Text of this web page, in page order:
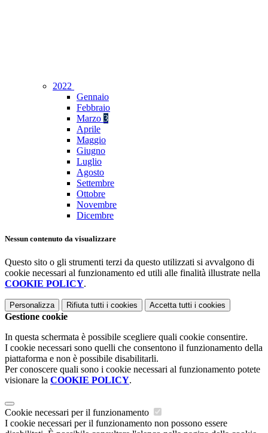
2022
Gennaio
Febbraio
Marzo 3
Aprile
Maggio
Giugno
Luglio
Agosto
Settembre
Ottobre
Novembre
Dicembre
Nessun contenuto da visualizzare
Questo sito o gli strumenti terzi da questo utilizzati si avvalgono di
cookie necessari al funzionamento ed utili alle finalità illustrate nella
COOKIE POLICY.
Personalizza Rifiuta tutti i cookies Accetta tutti i cookies
Gestione cookie
In questa schermata è possibile scegliere quali cookie consentire.
I cookie necessari sono quelli che consentono il funzionamento della
piattaforma e non è possibile disabilitarli.
Per conoscere quali sono i cookie necessari al funzionamento potete
visionare la COOKIE POLICY.
Cookie necessari per il funzionamento
I cookie necessari per il funzionamento non possono essere